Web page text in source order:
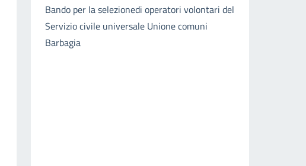
Bando per la selezionedi operatori volontari del
Servizio civile universale Unione comuni
Barbagia